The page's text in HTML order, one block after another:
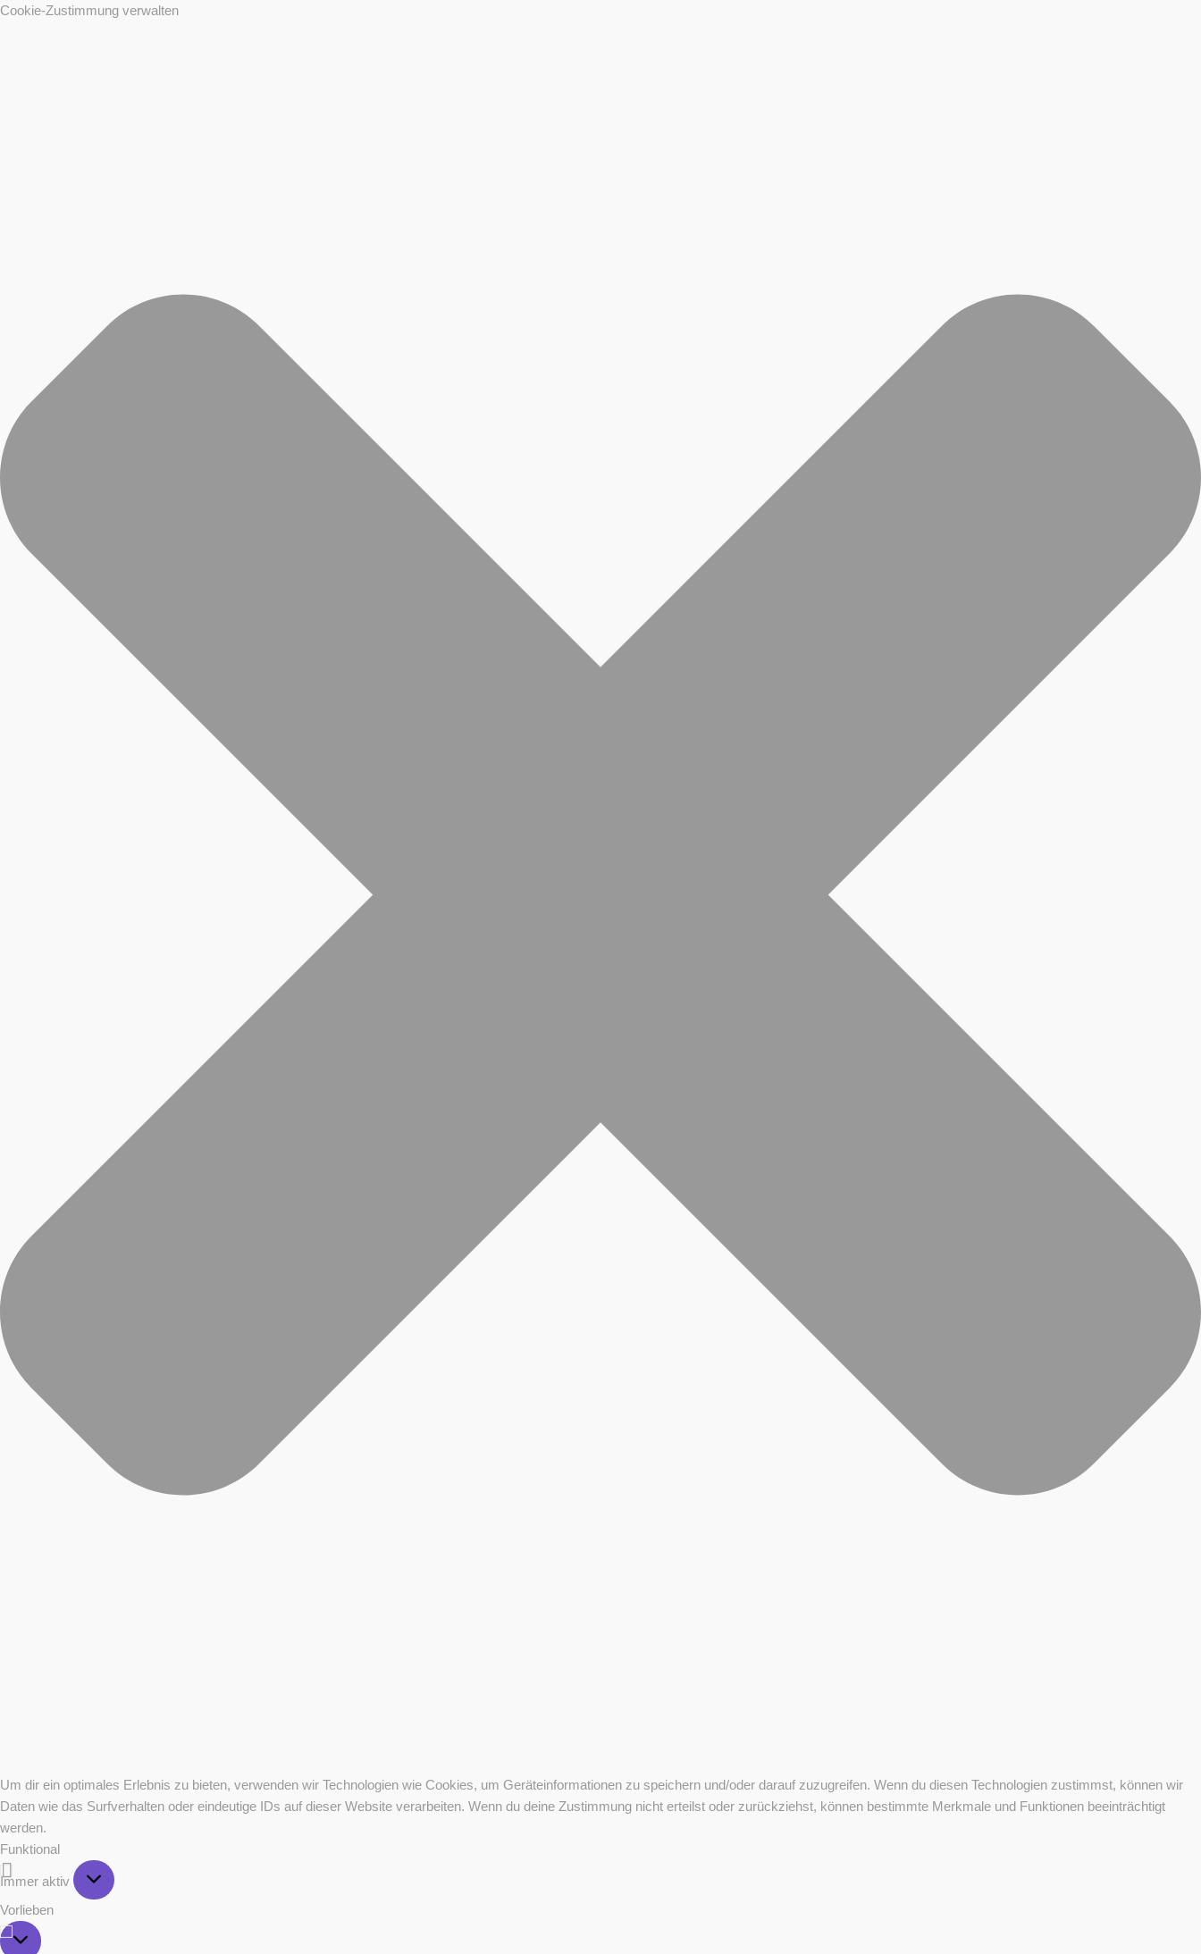
Cookie-Zustimmung verwalten
Um dir ein optimales Erlebnis zu bieten, verwenden wir Technologien wie Cookies, um Geräteinformationen zu speichern und/oder darauf zuzugreifen. Wenn du diesen Technologien zustimmst, können wir
Daten wie das Surfverhalten oder eindeutige IDs auf dieser Website verarbeiten. Wenn du deine Zustimmung nicht erteilst oder zurückziehst, können bestimmte Merkmale und Funktionen beeinträchtigt
werden.
Funktional
Funktional
Immer aktiv
Vorlieben
Vorlieben